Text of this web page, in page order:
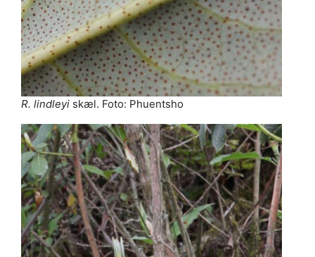
R. lindleyi skæl. Foto: Phuentsho